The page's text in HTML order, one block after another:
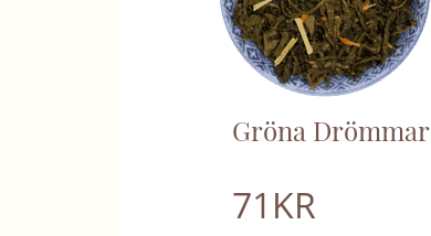
Gröna Drömmar
71 KR